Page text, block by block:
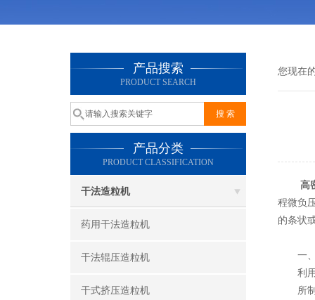
产品搜索
PRODUCT SEARCH
产品分类
PRODUCT CLASSIFICATION
干法造粒机
药用干法造粒机
干法辊压造粒机
干式挤压造粒机
您现在
高
程微负
的条状
一
利用
所制